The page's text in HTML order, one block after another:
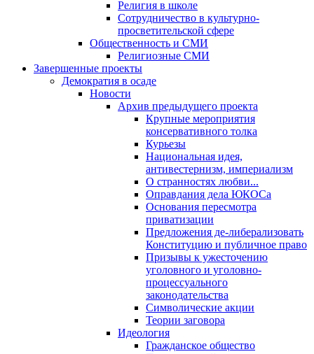
Религия в школе
Сотрудничество в культурно-
просветительской сфере
Общественность и СМИ
Религиозные СМИ
Завершенные проекты
Демократия в осаде
Новости
Архив предыдущего проекта
Крупные мероприятия
консервативного толка
Курьезы
Национальная идея,
антивестернизм, империализм
О странностях любви...
Оправдания дела ЮКОСа
Основания пересмотра
приватизации
Предложения де-либерализовать
Конституцию и публичное право
Призывы к ужесточению
уголовного и уголовно-
процессуального
законодательства
Символические акции
Теории заговора
Идеология
Гражданское общество